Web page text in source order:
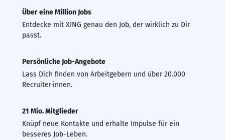
Über eine Million Jobs
Entdecke mit XING genau den Job, der wirklich zu Dir
passt.
Persönliche Job-Angebote
Lass Dich finden von Arbeitgebern und über 20.000
Recruiter·innen.
21 Mio. Mitglieder
Knüpf neue Kontakte und erhalte Impulse für ein
besseres Job-Leben.